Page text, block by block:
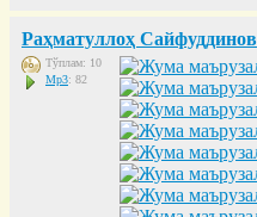
Раҳматуллоҳ Сайфуддинов
Тўплам: 10
Mp3: 82